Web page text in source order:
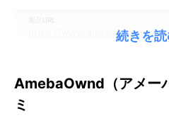
https://www.amebaownd.com/
続きを
AmebaOwnd（アメー
ミ